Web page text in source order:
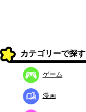
カテゴリーで探す
ゲーム
漫画